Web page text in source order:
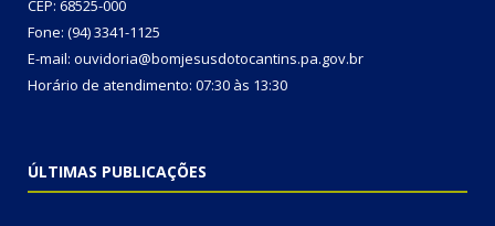
CEP: 68525-000
Fone: (94) 3341-1125
E-mail: ouvidoria@bomjesusdotocantins.pa.gov.br
Horário de atendimento: 07:30 às 13:30
ÚLTIMAS PUBLICAÇÕES